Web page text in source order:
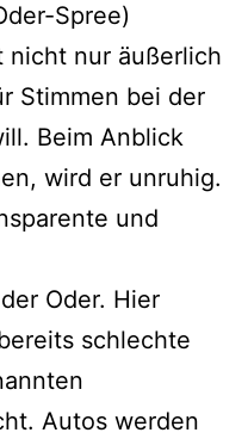
Spree)
nicht nur äußerlich
Stimmen bei der
Beim Anblick
wird er unruhig.
und
Oder. Hier
schlechte
Autos werden